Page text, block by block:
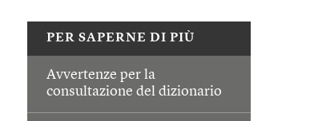
PER SAPERNE DI PIÙ
Avvertenze per la
consultazione del dizionario